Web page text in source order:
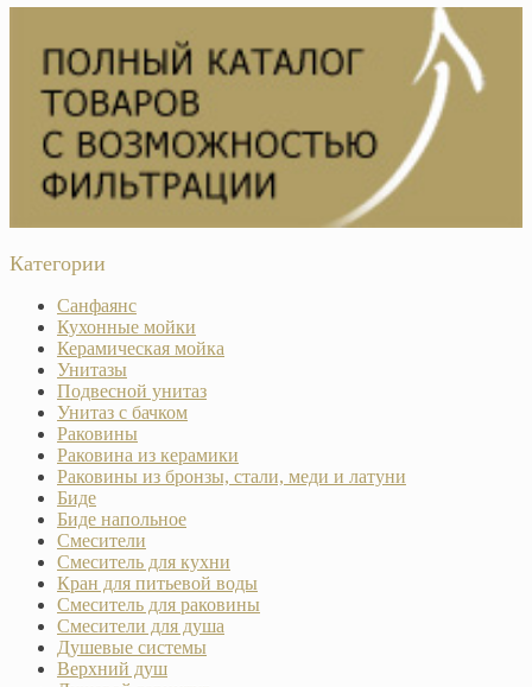
Категории
Санфаянс
Кухонные мойки
Керамическая мойка
Унитазы
Подвесной унитаз
Унитаз с бачком
Раковины
Раковина из керамики
Раковины из бронзы, стали, меди и латуни
Биде
Биде напольное
Смесители
Смеситель для кухни
Кран для питьевой воды
Смеситель для раковины
Смесители для душа
Душевые системы
Верхний душ